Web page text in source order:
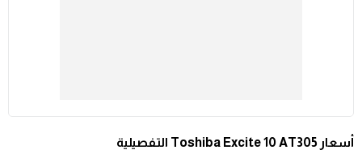
أسعار Toshiba Excite 10 AT305 التفصيلية